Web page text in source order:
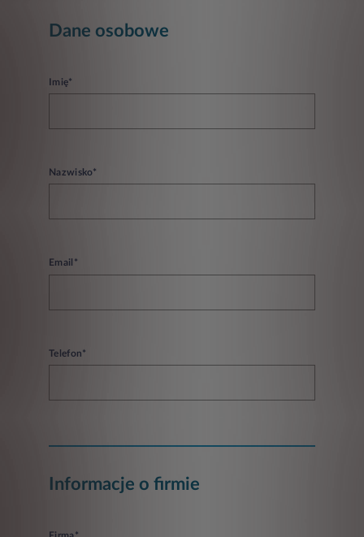
Dane osobowe
Imię*
Nazwisko*
Email*
Telefon*
Informacje o firmie